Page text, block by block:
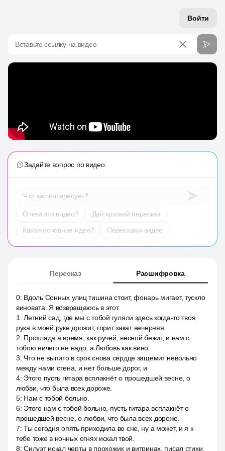
Войти
Вставьте ссылку на видео
Задайте вопрос по видео
Что вас интересует?
О чем это видео?
Дай краткий пересказ
Какая основная идея?
Перескажи видео
Пересказ Расшифровка
0: Вдоль Сонных улиц тишина стоит, фонарь мигает, тускло
виновата. Я возвращаюсь в этот
1 :Летний сад, где мы с тобой гуляли здесь когда-то твоя
рука в моей руке дрожит, горит закат вечерняя.
2: Прохлада а время, как ручей, весной бежит, и нам с
тобою ничего не надо, а Любовь как вино.
3: Что не выпито в срок снова сердце защемит невольно
между нами стена, и нет больше дорог, и
4: Этого пусть гитара всплакнёт о прошедшей весне, о
любви, что была всех дороже.
5: Нам с тобой больно.
6: Этого нам с тобой больно, пусть гитара всплакнёт о
прошедшей весне, о любви, что была всех дороже.
7:Ты сегодня опять приходила во сне, ну а может, и я к
тебе тоже в ночных огнях искал твой.
8:Силуэт искал черты в прохожих и витринах, писал стихи,